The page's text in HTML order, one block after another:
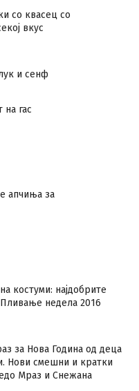
со квасец со
вкус
и сенф
гас
апчиња за
костуми: најдобрите
недела 2016
за Нова Година од деца
Нови смешни и кратки
Мраз и Снежана